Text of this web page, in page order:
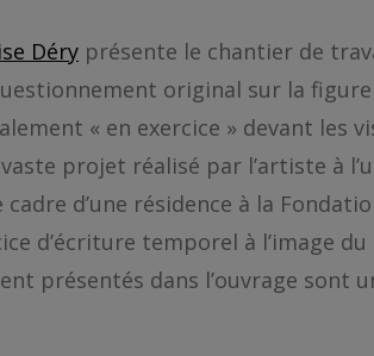
Déry présente le chantier de
original sur la figure
« en exercice » devant les
projet réalisé par l’artiste à
cadre d’une résidence à la
d’écriture temporel à l’image
présentés dans l’ouvrage sont